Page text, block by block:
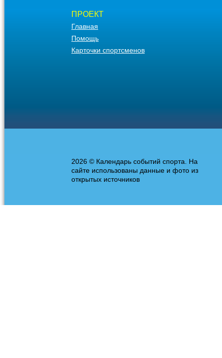
ПРОЕКТ
Главная
Помощь
Карточки спортсменов
2026 © Календарь событий спорта. На
сайте использованы данные и фото из
открытых источников